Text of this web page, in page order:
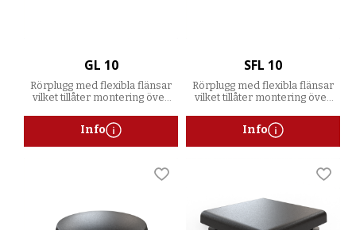
GL 10
Rörplugg med flexibla flänsar
vilket tillåter montering över
Info
SFL 10
Rörplugg med flexibla flänsar
vilket tillåter montering över
Info
Lägg till i favoriter